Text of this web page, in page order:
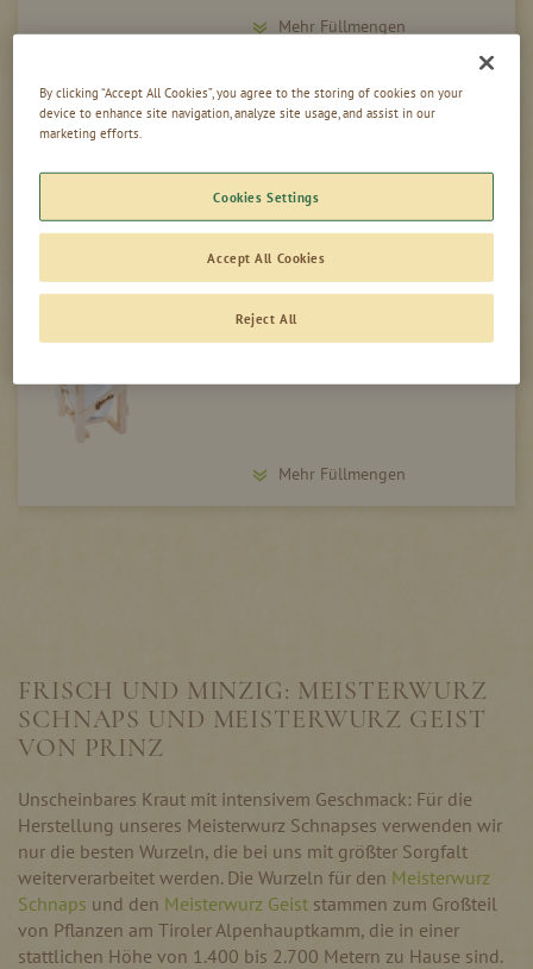
Mehr Füllmengen
HAFELE MEISTERWURZ GEIST 45 % VOL
Mehr Füllmengen
Mehr Füllmengen
FRISCH UND MINZIG: MEISTERWURZ
SCHNAPS UND MEISTERWURZ GEIST
VON PRINZ
Unscheinbares Kraut mit intensivem Geschmack: Für die
Herstellung unseres Meisterwurz Schnapses verwenden wir
nur die besten Wurzeln, die bei uns mit größter Sorgfalt
weiterverarbeitet werden. Die Wurzeln für den Meisterwurz
Schnaps und den Meisterwurz Geist stammen zum Großteil
von Pflanzen am Tiroler Alpenhauptkamm, die in einer
stattlichen Höhe von 1.400 bis 2.700 Metern zu Hause sind.
By clicking “Accept All Cookies”, you agree to the storing of cookies on your
device to enhance site navigation, analyze site usage, and assist in our
marketing efforts.
Cookies Settings
Reject All
Accept All Cookies